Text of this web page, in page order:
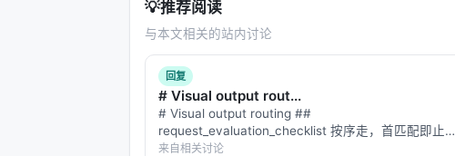
💡推荐阅读
与本文相关的站内讨论
回复
# Visual output rout...
# Visual output routing ##
request_evaluation_checklist 按序走，首匹配即止。
**步 0 —— 请求是否根本需视觉？** 多数请求为对话
来自相关讨论